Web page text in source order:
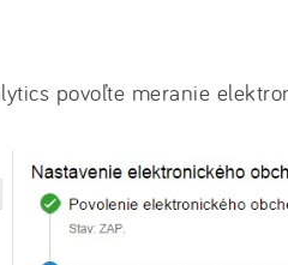
povoľte meranie